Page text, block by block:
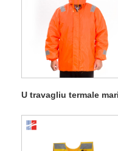
U travagliu termale